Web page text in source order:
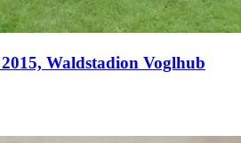
Waldstadion Voglhub